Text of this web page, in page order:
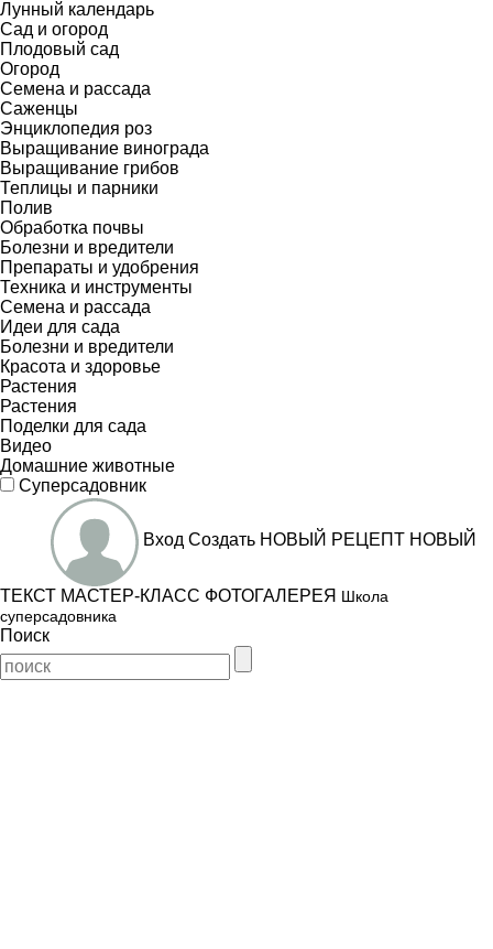
Лунный календарь
Сад и огород
Плодовый сад
Огород
Семена и рассада
Саженцы
Энциклопедия роз
Выращивание винограда
Выращивание грибов
Теплицы и парники
Полив
Обработка почвы
Болезни и вредители
Препараты и удобрения
Техника и инструменты
Семена и рассада
Идеи для сада
Болезни и вредители
Красота и здоровье
Растения
Растения
Поделки для сада
Видео
Домашние животные
Суперсадовник
Вход Создать НОВЫЙ РЕЦЕПТ НОВЫЙ
ТЕКСТ МАСТЕР-КЛАСС ФОТОГАЛЕРЕЯ Школа
суперсадовника
Поиск